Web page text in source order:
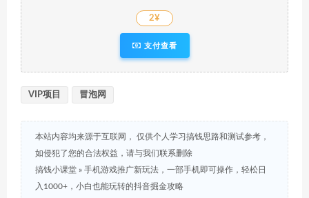
2¥
支付查看
VIP项目 冒泡网
本站内容均来源于互联网， 仅供个人学习搞钱思路和测试参考，
如侵犯了您的合法权益，请与我们联系删除
搞钱小课堂 » 手机游戏推广新玩法，一部手机即可操作，轻松日
入1000+，小白也能玩转的抖音掘金攻略